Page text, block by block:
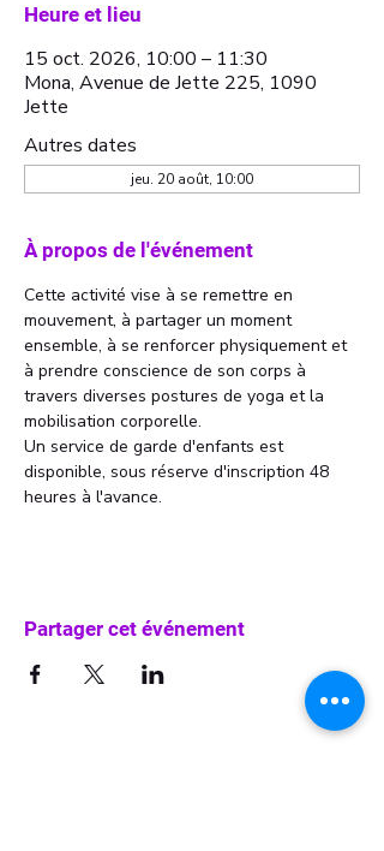
Heure et lieu
15 oct. 2026, 10:00 – 11:30
Mona, Avenue de Jette 225, 1090
Jette
Autres dates
jeu. 20 août, 10:00
À propos de l'événement
Cette activité vise à se remettre en
mouvement, à partager un moment
ensemble, à se renforcer physiquement et
à prendre conscience de son corps à
travers diverses postures de yoga et la
mobilisation corporelle.
Un service de garde d'enfants est
disponible, sous réserve d'inscription 48
heures à l'avance.
Partager cet événement